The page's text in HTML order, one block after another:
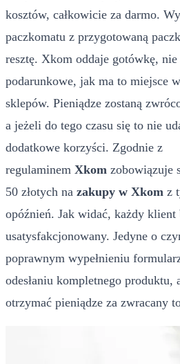
kosztów, całkowicie za darmo.
paczkomatu z przygotowaną
resztę. Xkom oddaje gotówkę,
podarunkowe, jak ma to miejsce
sklepów. Pieniądze zostaną
a jeżeli do tego czasu się to nie
dodatkowe korzyści. Zgodnie z
regulaminem Xkom zobowiązuje
50 złotych na zakupy w Xkom z
opóźnień. Jak widać, każdy klient
usatysfakcjonowany. Jedyne o
poprawnym wypełnieniu
odesłaniu kompletnego produktu,
otrzymać pieniądze za zwracany